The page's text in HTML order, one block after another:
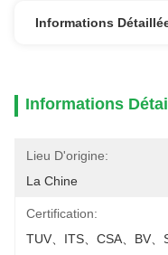
Informations
Informations
Lieu D'origine:
La Chine
Certification:
TUV、ITS、CSA、BV、